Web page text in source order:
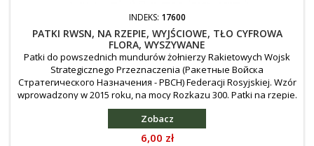
INDEKS: 17600
PATKI RWSN, NA RZEPIE, WYJŚCIOWE, TŁO CYFROWA
FLORA, WYSZYWANE
Patki do powszednich mundurów żołnierzy Rakietowych Wojsk
Strategicznego Przeznaczenia (Ракетные Войска
Стратегического Назначения - РВСН) Federacji Rosyjskiej. Wzór
wprowadzony w 2015 roku, na mocy Rozkazu 300. Patki na rzepie.
Zobacz
Cena
6,00 zł